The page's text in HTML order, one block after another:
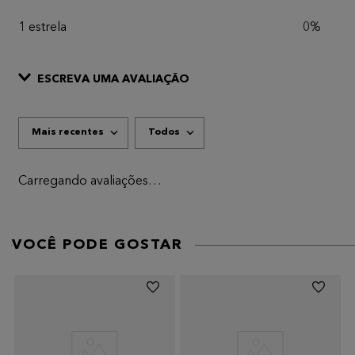
1 estrela 0%
ESCREVA UMA AVALIAÇÃO
★ ★★★★
Mais recentes Todos
Carregando avaliações…
VOCÊ PODE GOSTAR